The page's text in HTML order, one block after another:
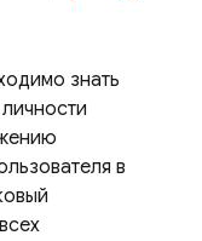
знать
в